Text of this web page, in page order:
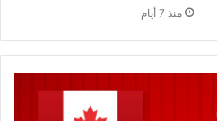
منذ 7 أيام